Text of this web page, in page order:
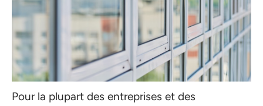
Pour la plupart des entreprises et des